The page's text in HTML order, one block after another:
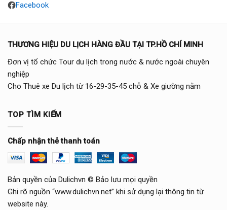
Facebook
THƯƠNG HIỆU DU LỊCH HÀNG ĐẦU TẠI TP.HỒ CHÍ MINH
Đơn vị tổ chức Tour du lịch trong nước & nước ngoài chuyên
nghiệp
Cho Thuê xe Du lịch từ 16-29-35-45 chỗ & Xe giường nằm
TOP TÌM KIẾM
Chấp nhận thẻ thanh toán
Bản quyền của Dulichvn © Bảo lưu mọi quyền
Ghi rõ nguồn “www.dulichvn.net” khi sử dụng lại thông tin từ
website này.